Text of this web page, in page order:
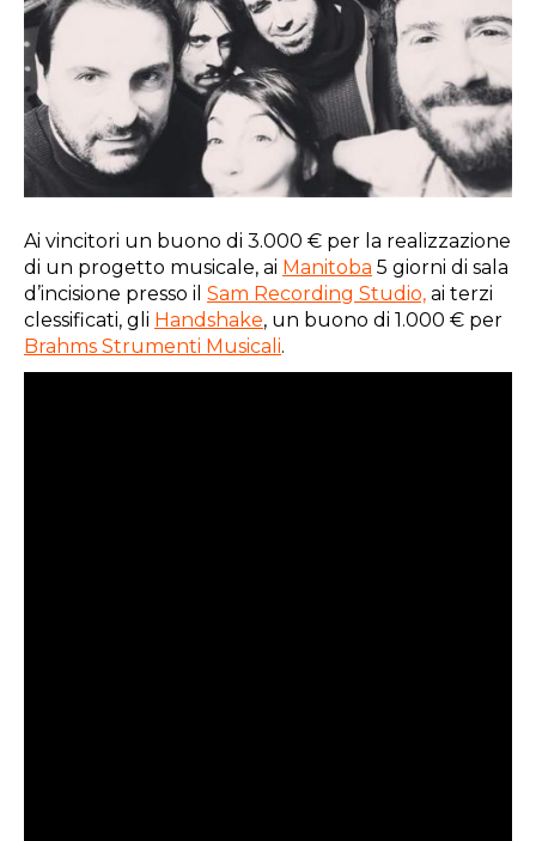
Ai vincitori un buono di 3.000 € per la realizzazione
di un progetto musicale, ai Manitoba 5 giorni di sala
d’incisione presso il Sam Recording Studio, ai terzi
clessificati, gli Handshake, un buono di 1.000 € per
Brahms Strumenti Musicali.